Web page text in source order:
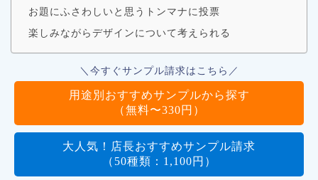
お題にふさわしいと思うトンマナに投票
楽しみながらデザインについて考えられる
＼今すぐサンプル請求はこちら／
用途別おすすめサンプルから探す
（無料〜330円）
大人気！店長おすすめサンプル請求
（50種類：1,100円）